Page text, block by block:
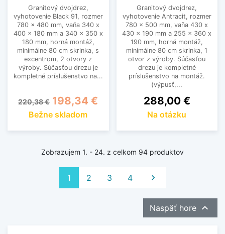
Granitový dvojdrez,
vyhotovenie Black 91, rozmer
780 x 480 mm, vaňa 340 x
400 x 180 mm a 340 x 350 x
180 mm, horná montáž,
minimálne 80 cm skrinka, s
excentrom, 2 otvory z
výroby. Súčasťou drezu je
kompletné príslušenstvo na...
Základná cena
220,38 € Cena
198,34 €
Bežne skladom
Granitový dvojdrez,
vyhotovenie Antracit, rozmer
780 x 500 mm, vaňa 430 x
430 x 190 mm a 255 x 360 x
190 mm, horná montáž,
minimálne 80 cm skrinka, 1
otvor z výroby. Súčasťou
drezu je kompletné
príslušenstvo na montáž.
(výpusť,...
Cena
288,00 €
Na otázku
Zobrazujem 1. - 24. z celkom 94 produktov
1 2 3 4 Ďalej

Naspäť hore 